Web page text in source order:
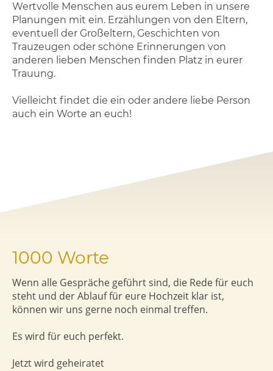
Wertvolle Menschen aus eurem Leben in unsere
Planungen mit ein. Erzählungen von den Eltern,
eventuell der Großeltern, Geschichten von
Trauzeugen oder schöne Erinnerungen von
anderen lieben Menschen finden Platz in eurer
Trauung.
Vielleicht findet die ein oder andere liebe Person
auch ein Worte an euch!
1000 Worte
Wenn alle Gespräche geführt sind, die Rede für euch
steht und der Ablauf für eure Hochzeit klar ist,
können wir uns gerne noch einmal treffen.
Es wird für euch perfekt.
Jetzt wird geheiratet